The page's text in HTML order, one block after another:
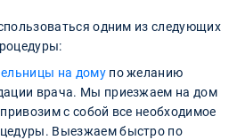
одним из следующих
на домупо желанию
врача. Мы приезжаем на дом
с собой все необходимое
Выезжаем быстро по